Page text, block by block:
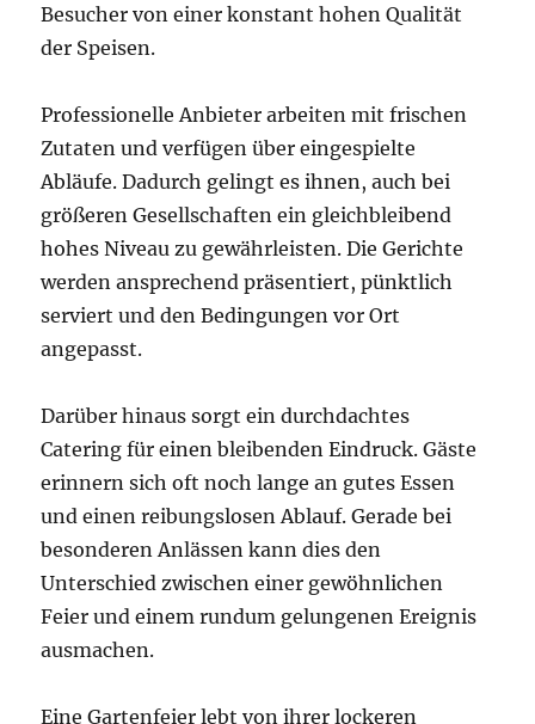
Besucher von einer konstant hohen Qualität
der Speisen.
Professionelle Anbieter arbeiten mit frischen
Zutaten und verfügen über eingespielte
Abläufe. Dadurch gelingt es ihnen, auch bei
größeren Gesellschaften ein gleichbleibend
hohes Niveau zu gewährleisten. Die Gerichte
werden ansprechend präsentiert, pünktlich
serviert und den Bedingungen vor Ort
angepasst.
Darüber hinaus sorgt ein durchdachtes
Catering für einen bleibenden Eindruck. Gäste
erinnern sich oft noch lange an gutes Essen
und einen reibungslosen Ablauf. Gerade bei
besonderen Anlässen kann dies den
Unterschied zwischen einer gewöhnlichen
Feier und einem rundum gelungenen Ereignis
ausmachen.
Eine Gartenfeier lebt von ihrer lockeren